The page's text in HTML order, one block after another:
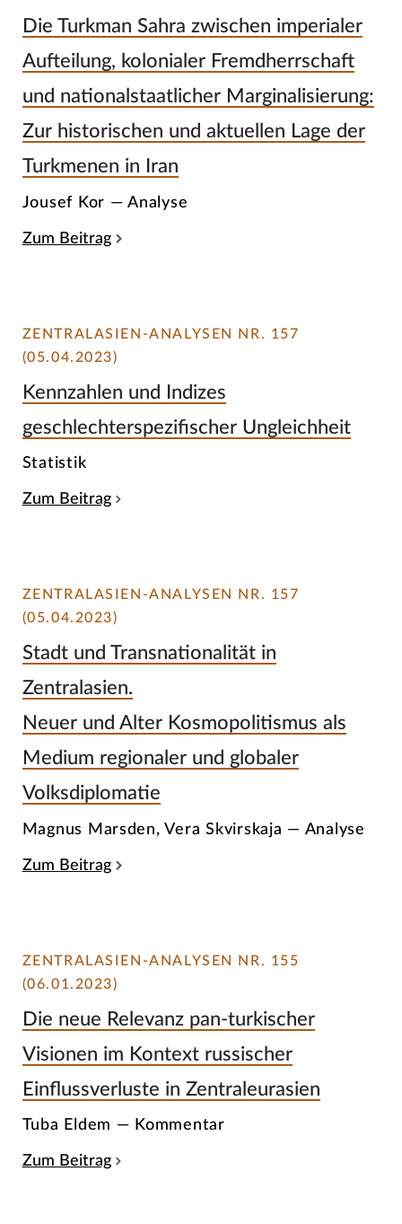
Die Turkman Sahra zwischen imperialer
Aufteilung, kolonialer Fremdherrschaft
und nationalstaatlicher Marginalisierung:
Zur historischen und aktuellen Lage der
Turkmenen in Iran
Jousef Kor — Analyse
Zum Beitrag
ZENTRALASIEN-ANALYSEN NR. 157
(05.04.2023)
Kennzahlen und Indizes
geschlechterspezifischer Ungleichheit
Statistik
Zum Beitrag
ZENTRALASIEN-ANALYSEN NR. 157
(05.04.2023)
Stadt und Transnationalität in
Zentralasien.
Neuer und Alter Kosmopolitismus als
Medium regionaler und globaler
Volksdiplomatie
Magnus Marsden, Vera Skvirskaja — Analyse
Zum Beitrag
ZENTRALASIEN-ANALYSEN NR. 155
(06.01.2023)
Die neue Relevanz pan-turkischer
Visionen im Kontext russischer
Einflussverluste in Zentraleurasien
Tuba Eldem — Kommentar
Zum Beitrag